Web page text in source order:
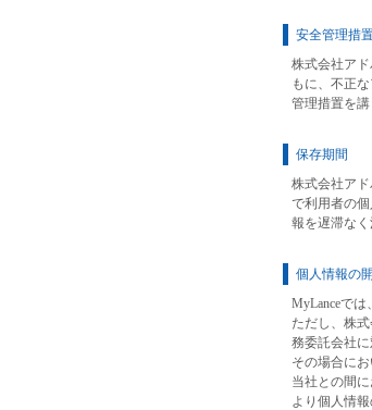
安全管理措
株式会社ア
もに、不正
管理措置を講
保存期間
株式会社ア
で利用者の
報を遅滞な
個人情報の
MyLanceで
ただし、株
務委託会社に
その場合に
当社との間
より個人情